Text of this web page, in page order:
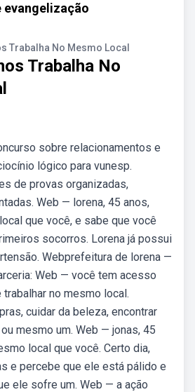
evangelização
Trabalha No Mesmo Local
Trabalha No
sobre relacionamentos e
lógico para vunesp.
de provas organizadas,
Web — lorena, 45 anos,
que você, e sabe que você
socorros. Lorena já possui
Webprefeitura de lorena —
Web — você tem acesso
no mesmo local.
cuidar da beleza, encontrar
mesmo um. Web — jonas, 45
local que você. Certo dia,
e percebe que ele está pálido e
ele sofre um. Web — a ação